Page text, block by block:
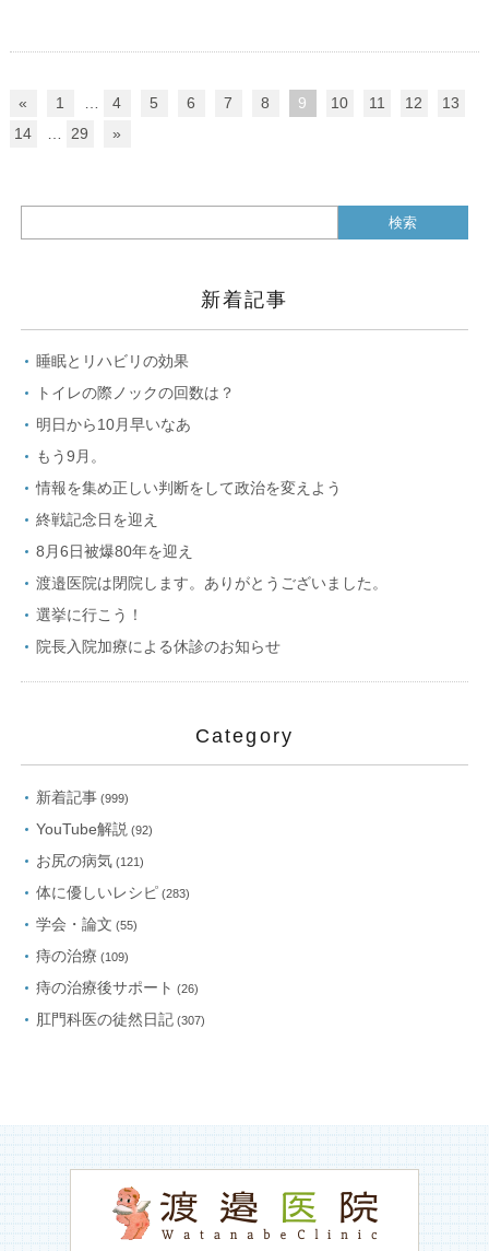
« 1 4 5 6 7 8 9 10 11 12
13
14
29 »
新着記事
睡眠とリハビリの効果
トイレの際ノックの回数は？
明日から10月早いなあ
もう9月。
情報を集め正しい判断をして政治を変えよう
終戦記念日を迎え
8月6日被爆80年を迎え
渡邉医院は閉院します。ありがとうございました。
選挙に行こう！
院長入院加療による休診のお知らせ
Category
新着記事(999)
YouTube解説 (92)
お尻の病気(121)
体に優しいレシピ(283)
学会・論文 (55)
痔の治療 (109)
痔の治療後サポート (26)
肛門科医の徒然日記(307)